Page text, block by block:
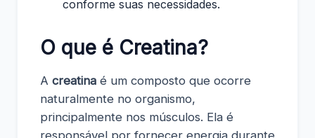
conforme suas necessidades.
O que é Creatina?
A creatina é um composto que ocorre
naturalmente no organismo,
principalmente nos músculos. Ela é